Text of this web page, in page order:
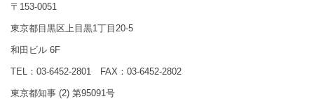
〒153-0051
東京都目黒区上目黒1丁目20-5
和田ビル 6F
TEL：03-6452-2801 FAX：03-6452-2802
東京都知事 (2) 第95091号